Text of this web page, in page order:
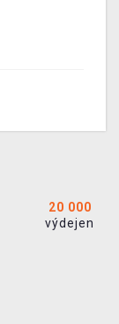
20 000
výdejen